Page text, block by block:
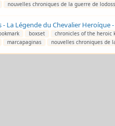
nouvelles chroniques de la guerre de lodoss
La Légende du Chevalier Heroíque
boxset chronicles of the heroic
marcapaginas nouvelles chroniques de